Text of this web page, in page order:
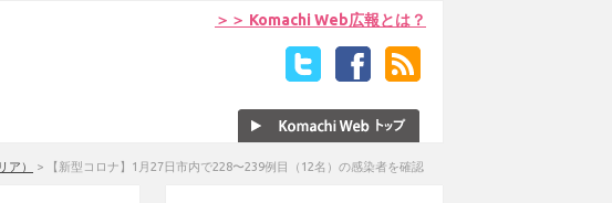
＞＞ Komachi Web広報とは？
ア） > 【新型コロナ】1月27日市内で228〜239例目（12名）の感染者を確認